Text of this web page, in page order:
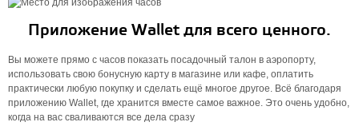
Приложение Wallet для всего ценного.
Вы можете прямо с часов показать посадочный талон в аэропорту,
использовать свою бонусную карту в магазине или кафе, оплатить
практически любую покупку и сделать ещё многое другое. Всё благодаря
приложению Wallet, где хранится вместе самое важное. Это очень удобно,
когда на вас сваливаются все дела сразу